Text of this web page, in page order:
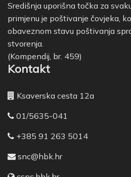
Središnja uporišna točka za
primjenu je poštivanje čovjeka,
obaveznom stavu poštivanja
stvorenja.
(Kompendij, br. 459)
Kontakt
Ksaverska cesta 12a
01/5635-041
+385 91 263 5014
snc@hbk.hr